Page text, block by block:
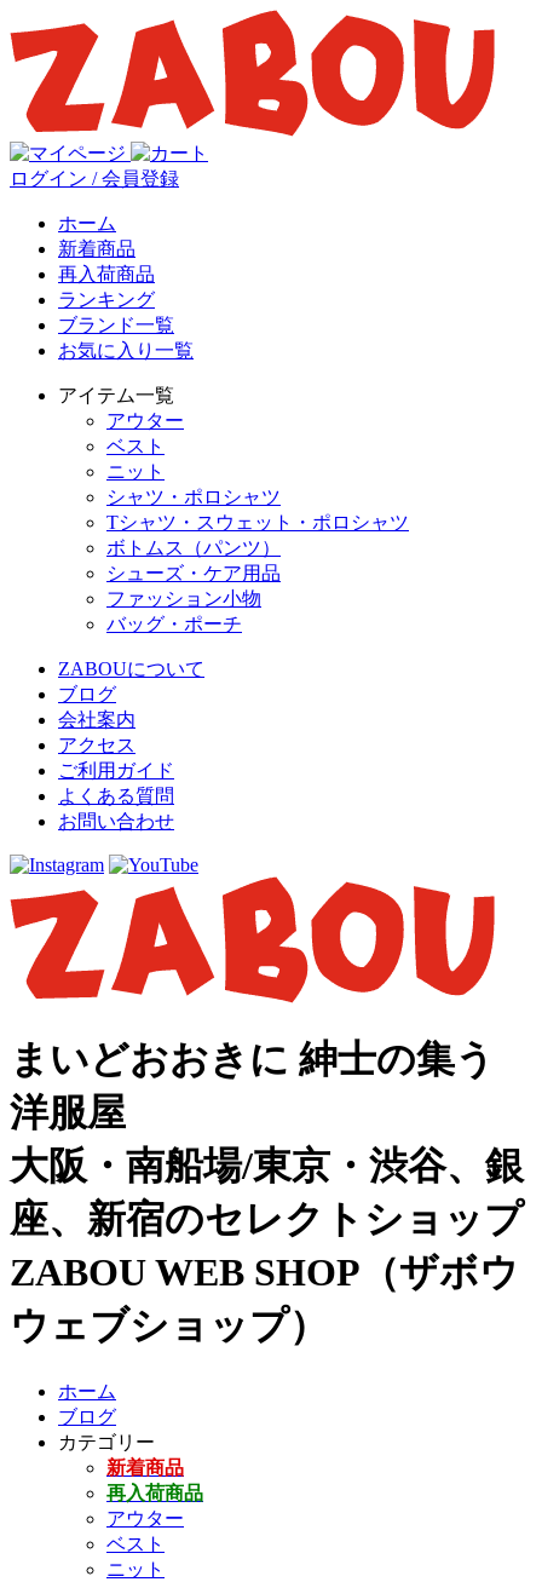
ログイン / 会員登録
ホーム
新着商品
再入荷商品
ランキング
ブランド一覧
お気に入り一覧
アイテム一覧
アウター
ベスト
ニット
シャツ・ポロシャツ
Tシャツ・スウェット・ポロシャツ
ボトムス（パンツ）
シューズ・ケア用品
ファッション小物
バッグ・ポーチ
ZABOUについて
ブログ
会社案内
アクセス
ご利用ガイド
よくある質問
お問い合わせ
まいどおおきに 紳士の集う
洋服屋
大阪・南船場/東京・渋谷、銀
座、新宿のセレクトショップ
ZABOU WEB SHOP（ザボウ
ウェブショップ）
ホーム
ブログ
カテゴリー
新着商品
再入荷商品
アウター
ベスト
ニット